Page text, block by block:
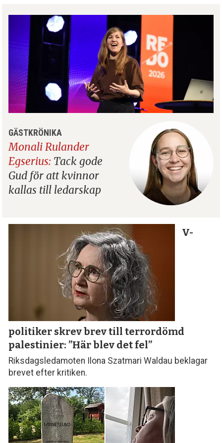
GÄSTKRÖNIKA
Monali Rulander
Egserius: Tack gode
Gud för att kvinnor
kallas till ledarskap
V-
politiker skrev brev till terror­dömd
palestinier: ”Här blev det fel”
Riksdagsledamoten Ilona Szatmari Waldau beklagar
brevet efter kritiken.